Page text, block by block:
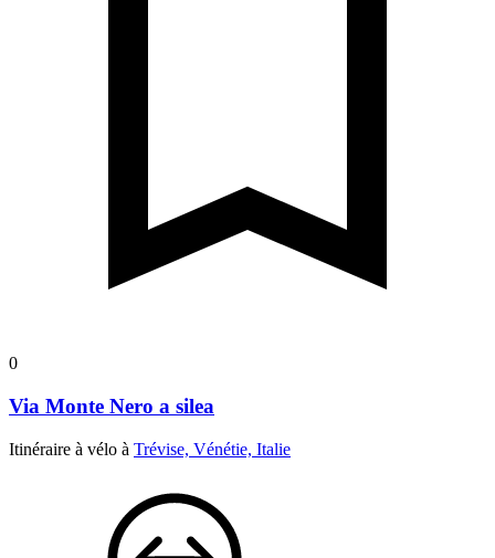
0
Via Monte Nero a silea
Itinéraire à vélo à Trévise, Vénétie, Italie